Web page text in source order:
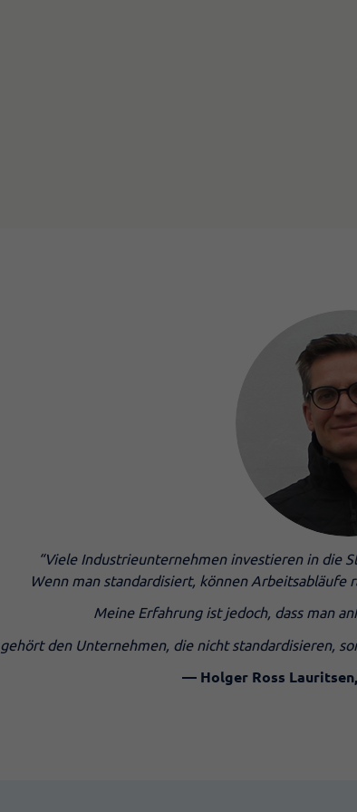
“Viele Industrieunternehmen investieren in die
Wenn man standardisiert, können
Meine Erfahrung ist jedoch, dass man
den Unternehmen, die nicht standardisieren,
— Holger Ross